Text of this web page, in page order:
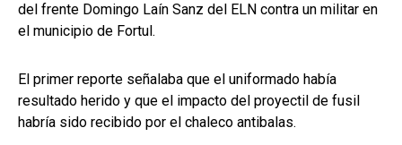
del frente Domingo Laín Sanz del ELN contra un militar en
el municipio de Fortul.
El primer reporte señalaba que el uniformado había
resultado herido y que el impacto del proyectil de fusil
habría sido recibido por el chaleco antibalas.